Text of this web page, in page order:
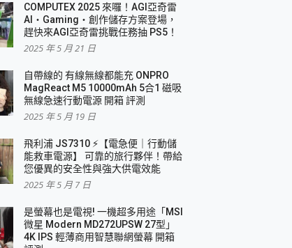
COMPUTEX 2025 來囉！AGI亞奇雷
AI・Gaming・創作儲存方案登場，
趕快來AGI亞奇雷挑戰任務抽 PS5！
2025 年 5 月 21 日
自帶線的 有線無線都能充 ONPRO
MagReact M5 10000mAh 5合1 磁吸
無線急速行動電源 開箱 評測
2025 年 5 月 19 日
飛利浦 JS7310 ⚡【電急便｜行動儲
能救車電源】 可靠的旅行夥伴！帶給
您優異的安全性與強大供電效能
2025 年 5 月 7 日
是螢幕也是電視! 一機超多用途「MSI
微星 Modern MD272UPSW 27型」
4K IPS 輕薄商用智慧聯網螢幕 開箱